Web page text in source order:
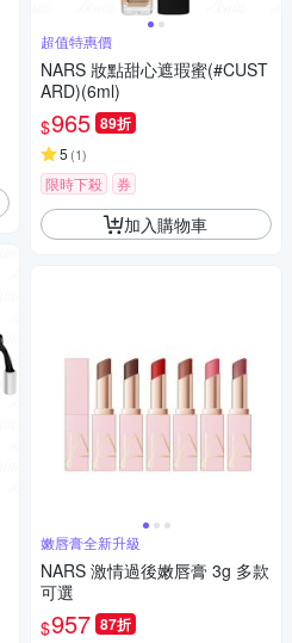
超值特惠價
NARS 妝點甜心遮瑕蜜(#CUST
ARD)(6ml)
$965 89折
5 (1)
限時下殺 券
加入購物車
嫩唇膏全新升級
NARS 激情過後嫩唇膏 3g 多款
可選
$957 87折